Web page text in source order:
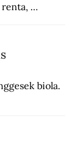
renta,
biola.